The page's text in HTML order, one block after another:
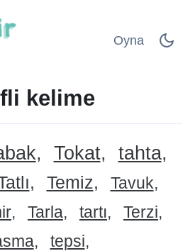
Oyna
kelime
Tokat
tahta
Temiz
Tavuk
Tarla tartı
Terzi
tepsi